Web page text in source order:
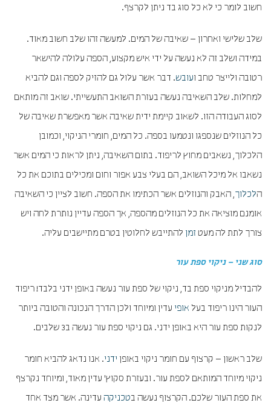
חשוב לומר כי לא כל סוג בד ניתן לקרצף.
שלב שלישי ואחרון – שאיבה של המים. למעשה זהו שלב חשוב מאוד.
במידה ושלב זה לא נעשה על ידי איש מקצוע, הספה עלולה להישאר
רטובה ולייצר טחב ועובש. דבר אשר עלול גם להזיק לספה וגם להביא
למחלות. שלב השאיבה נעשה בעזרת השואב התעשייתי. שואב זה מותאם
לסוג העבודה הזו. לשאוב קיימת ידית שאיבה אשר מאפשרת שאיבה של
כל הנוזלים שנספגו ונטמעו בספה. כל המים, חומרי הניקוי, וכמובן
הלכלוך, נשאבים מחוץ לריפוד. בתום השאיבה, ניתן לראות כי המים אשר
נשאבו אל מיכל השואב, הם בעלי צבע אפור וחום ומכילים בתוכם את כל
הלכלוך, האבק והנוזלים אשר הכתימו את הספה. חשוב לציין כי השאיבה
אומנם מוציאה את כל הנוזלים מהספה, אך הספה עדיין נותרת לחה ויש
צורך לתת לה מעט זמן להתייבש לחלוטין בטרם מתיישבים עליה.
סוג שני – ניקוי ספת עור
להבדיל מניקוי ספת בד, ניקוי של ספת עור נעשה באופן ידני בלבד! ריפוד
העור הינו ריפוד בעל אופי עדין ומיוחד ולכן הדרך הנכונה והטובה ביותר
לנקות ספת עור היא באופן ידני. גם ניקוי ספת עור נעשה ב3 שלבים.
שלב ראשון – קרצוף עם חומר ניקוי באופן ידני. אנו נדאג להביא חומר
ניקוי מיוחד המותאם לספת עור. ובעזרת סקוץ' עדין מאוד, ומיוחד נקרצף
את ספת העור שלכם. הקרצוף נעשה בטכניקה עדינה. אשר מצד אחד